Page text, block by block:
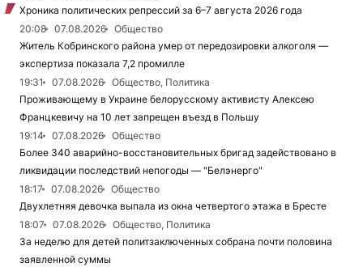
Хроника политических репрессий за 6–7 августа 2026 года
20:08
07.08.2026
Общество
Житель Кобринского района умер от передозировки алкоголя —
экспертиза показала 7,2 промилле
19:31
07.08.2026
Общество, Политика
Проживающему в Украине белорусскому активисту Алексею
Францкевичу на 10 лет запрещен въезд в Польшу
19:14
07.08.2026
Общество
Более 340 аварийно-восстановительных бригад задействовано в
ликвидации последствий непогоды — "Белэнерго"
18:17
07.08.2026
Общество
Двухлетняя девочка выпала из окна четвертого этажа в Бресте
18:07
07.08.2026
Общество, Политика
За неделю для детей политзаключенных собрана почти половина
заявленной суммы